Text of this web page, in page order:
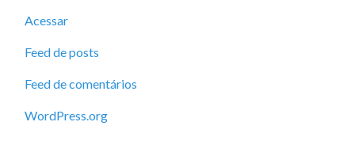
Acessar
Feed de posts
Feed de comentários
WordPress.org